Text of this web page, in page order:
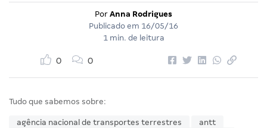
Por Anna Rodrigues
Publicado em 16/05/16
1 min. de leitura
0 0
Tudo que sabemos sobre:
agência nacional de transportes terrestres
antt